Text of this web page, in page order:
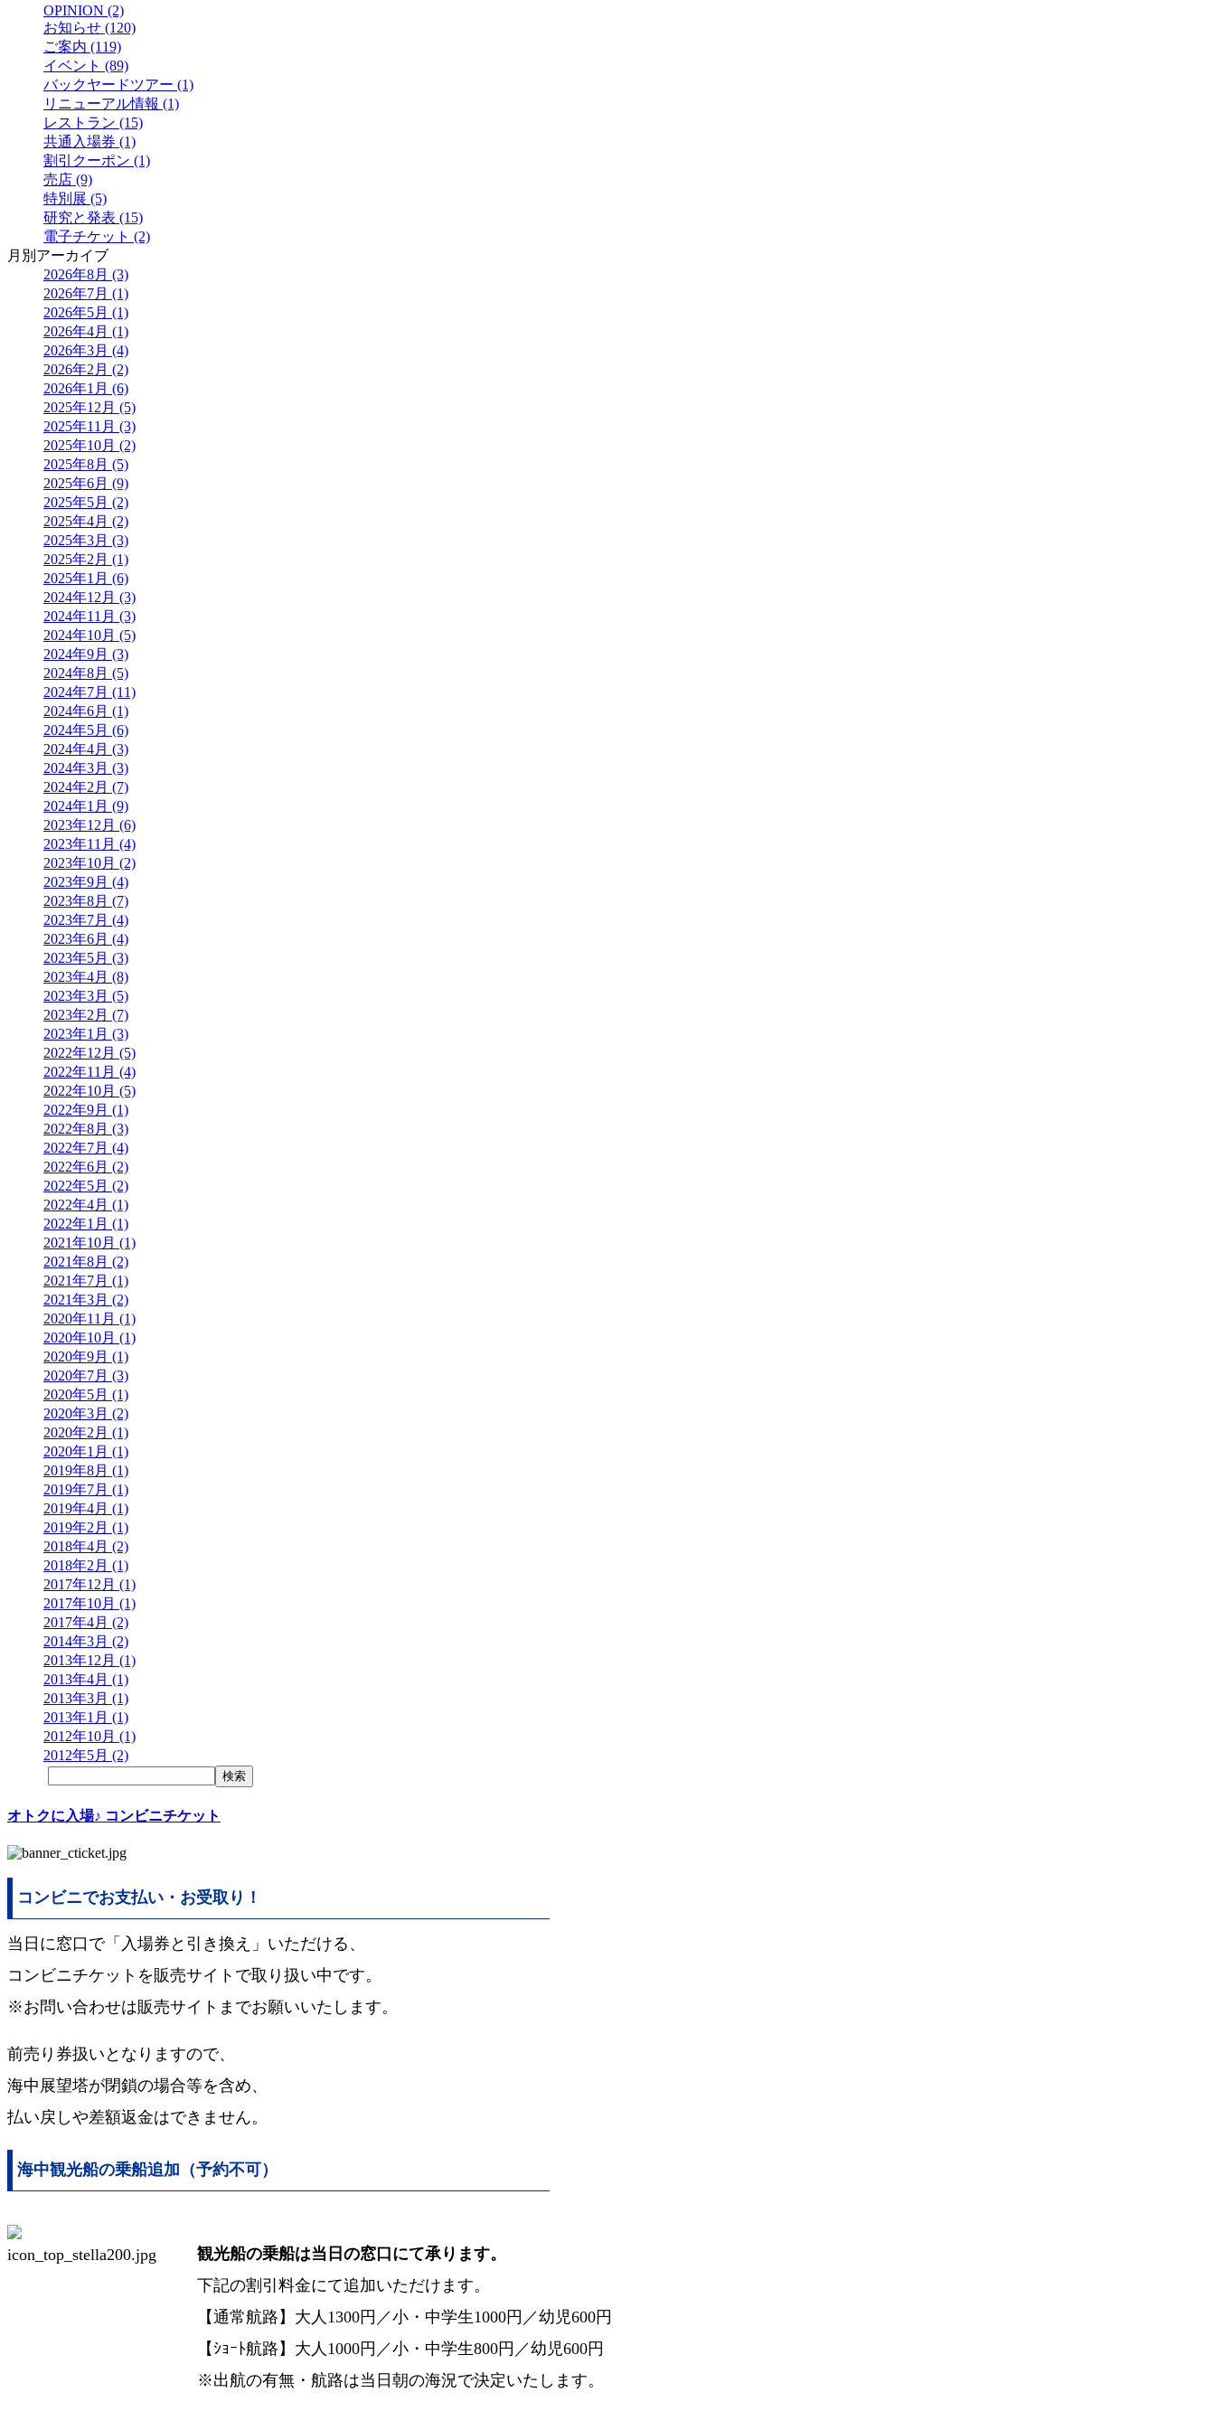
OPINION (2)
お知らせ (120)
ご案内 (119)
イベント (89)
バックヤードツアー (1)
リニューアル情報 (1)
レストラン (15)
共通入場券 (1)
割引クーポン (1)
売店 (9)
特別展 (5)
研究と発表 (15)
電子チケット (2)
月別アーカイブ
2026年8月 (3)
2026年7月 (1)
2026年5月 (1)
2026年4月 (1)
2026年3月 (4)
2026年2月 (2)
2026年1月 (6)
2025年12月 (5)
2025年11月 (3)
2025年10月 (2)
2025年8月 (5)
2025年6月 (9)
2025年5月 (2)
2025年4月 (2)
2025年3月 (3)
2025年2月 (1)
2025年1月 (6)
2024年12月 (3)
2024年11月 (3)
2024年10月 (5)
2024年9月 (3)
2024年8月 (5)
2024年7月 (11)
2024年6月 (1)
2024年5月 (6)
2024年4月 (3)
2024年3月 (3)
2024年2月 (7)
2024年1月 (9)
2023年12月 (6)
2023年11月 (4)
2023年10月 (2)
2023年9月 (4)
2023年8月 (7)
2023年7月 (4)
2023年6月 (4)
2023年5月 (3)
2023年4月 (8)
2023年3月 (5)
2023年2月 (7)
2023年1月 (3)
2022年12月 (5)
2022年11月 (4)
2022年10月 (5)
2022年9月 (1)
2022年8月 (3)
2022年7月 (4)
2022年6月 (2)
2022年5月 (2)
2022年4月 (1)
2022年1月 (1)
2021年10月 (1)
2021年8月 (2)
2021年7月 (1)
2021年3月 (2)
2020年11月 (1)
2020年10月 (1)
2020年9月 (1)
2020年7月 (3)
2020年5月 (1)
2020年3月 (2)
2020年2月 (1)
2020年1月 (1)
2019年8月 (1)
2019年7月 (1)
2019年4月 (1)
2019年2月 (1)
2018年4月 (2)
2018年2月 (1)
2017年12月 (1)
2017年10月 (1)
2017年4月 (2)
2014年3月 (2)
2013年12月 (1)
2013年4月 (1)
2013年3月 (1)
2013年1月 (1)
2012年10月 (1)
2012年5月 (2)
オトクに入場♪ コンビニチケット
コンビニでお支払い・お受取り！
当日に窓口で「入場券と引き換え」いただける、
コンビニチケットを販売サイトで取り扱い中です。
※お問い合わせは販売サイトまでお願いいたします。
前売り券扱いとなりますので、
海中展望塔が閉鎖の場合等を含め、
払い戻しや差額返金はできません。
海中観光船の乗船追加（予約不可）
観光船の乗船は当日の窓口にて承ります。
下記の割引料金にて追加いただけます。
【通常航路】大人1300円／小・中学生1000円／幼児600円
【ｼｮｰﾄ航路】大人1000円／小・中学生800円／幼児600円
※出航の有無・航路は当日朝の海況で決定いたします。